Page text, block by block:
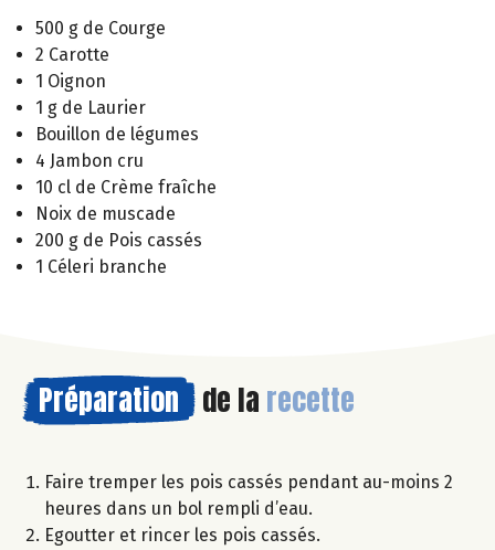
500 g de Courge
2 Carotte
1 Oignon
1 g de Laurier
Bouillon de légumes
4 Jambon cru
10 cl de Crème fraîche
Noix de muscade
200 g de Pois cassés
1 Céleri branche
Préparation de la recette
Faire tremper les pois cassés pendant au-moins 2
heures dans un bol rempli d’eau.
Egoutter et rincer les pois cassés.